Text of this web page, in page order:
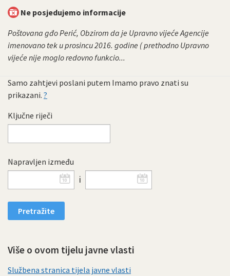
Ne posjedujemo informacije
Poštovana gđo Perić, Obzirom da je Upravno vijeće Agencije
imenovano tek u prosincu 2016. godine ( prethodno Upravno
vijeće nije moglo redovno funkcio...
Samo zahtjevi poslani putem Imamo pravo znati su
prikazani. ?
Ključne riječi
Napravljen između
i
Više o ovom tijelu javne vlasti
Službena stranica tijela javne vlasti